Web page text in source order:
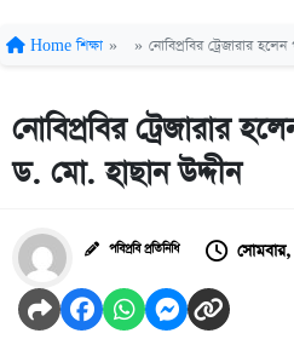
Home শিক্ষা » » নোবিপ্রবির ট্রেজারার
নোবিপ্রবির ট্রেজারার
ড. মো. হাছান উদ্দীন
পবিপ্রবি প্রতিনিধি